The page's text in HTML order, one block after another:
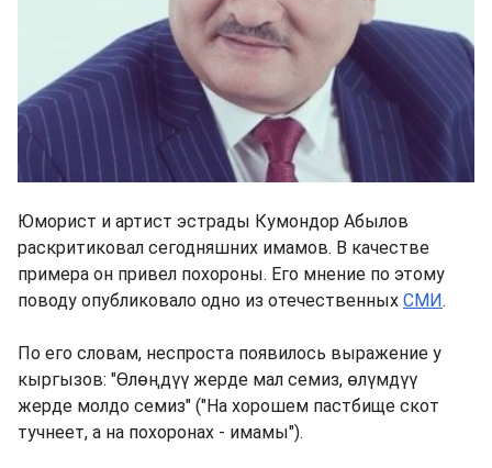
Юморист и артист эстрады Кумондор Абылов
раскритиковал сегодняшних имамов. В качестве
примера он привел похороны. Его мнение по этому
поводу опубликовало одно из отечественных СМИ.
По его словам, неспроста появилось выражение у
кыргызов: "Өлөңдүү жерде мал семиз, өлүмдүү
жерде молдо семиз" ("На хорошем пастбище скот
тучнеет, а на похоронах - имамы").